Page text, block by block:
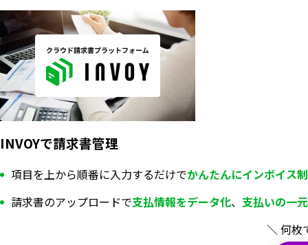
INVOYで請求書管理
項目を上から順番に入力するだけでかんたんにインボイス
請求書のアップロードで支払情報をデータ化、 支払いの一
＼ 何枚